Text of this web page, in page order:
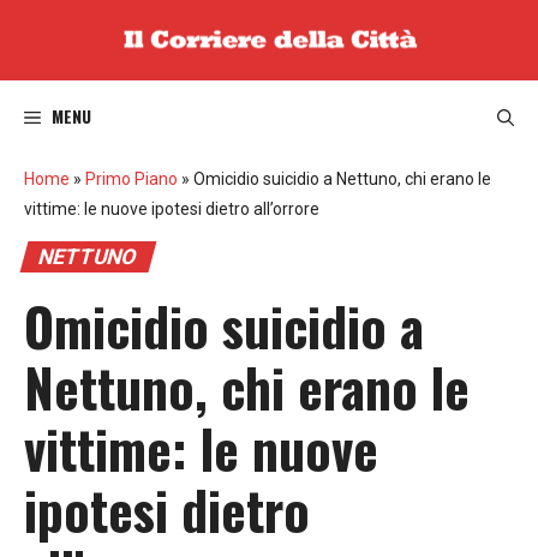
MENU
Home » Primo Piano » Omicidio suicidio a Nettuno, chi erano le
vittime: le nuove ipotesi dietro all’orrore
NETTUNO
Omicidio suicidio a
Nettuno, chi erano le
vittime: le nuove
ipotesi dietro